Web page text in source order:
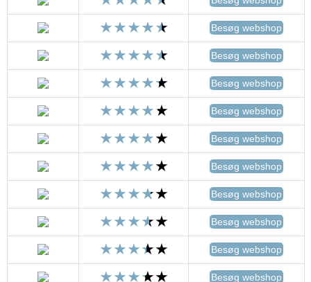
Besøg webshop
Besøg webshop
Besøg webshop
Besøg webshop
Besøg webshop
Besøg webshop
Besøg webshop
Besøg webshop
Besøg webshop
Besøg webshop